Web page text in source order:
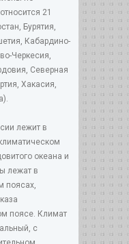
21
Бурятия,
Кабардино-
Черкесия,
Северная
Хакасия,
лежит в
океана и
лежат в
поясах,
поясе. Климат
с